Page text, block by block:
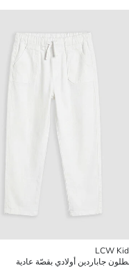
LCW
جاباردين أولادي بقصّة عادية